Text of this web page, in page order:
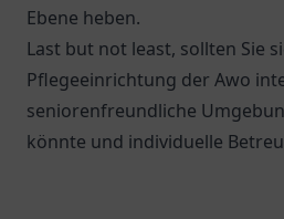
Ebene heben.
Last but not least, sollten Sie
Pflegeeinrichtung der Awo
seniorenfreundliche
könnte und individuelle